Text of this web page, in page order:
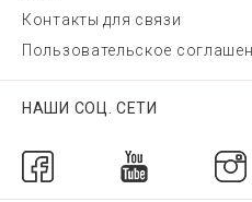
Контакты для связи
Пользовательское
НАШИ СОЦ. СЕТИ